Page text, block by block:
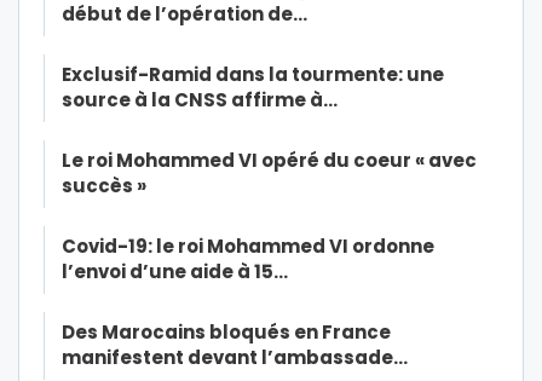
début de l’opération de…
Exclusif-Ramid dans la tourmente: une
source à la CNSS affirme à…
Le roi Mohammed VI opéré du coeur « avec
succès »
Covid-19: le roi Mohammed VI ordonne
l’envoi d’une aide à 15…
Des Marocains bloqués en France
manifestent devant l’ambassade…